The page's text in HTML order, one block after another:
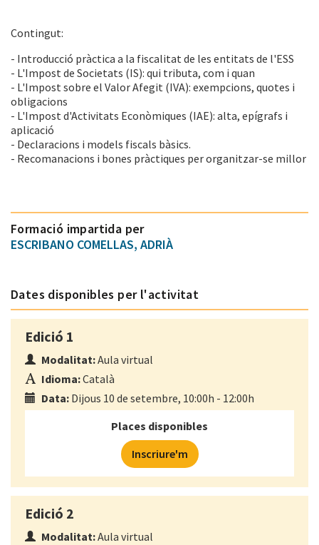
Contingut:
- Introducció pràctica a la fiscalitat de les entitats de l'ESS
- L'Impost de Societats (IS): qui tributa, com i quan
- L'Impost sobre el Valor Afegit (IVA): exempcions, quotes i
obligacions
- L'Impost d'Activitats Econòmiques (IAE): alta, epígrafs i
aplicació
- Declaracions i models fiscals bàsics.
- Recomanacions i bones pràctiques per organitzar-se millor
Formació impartida per
ESCRIBANO COMELLAS, ADRIÀ
Dates disponibles per l'activitat
Edició 1
Modalitat:Aula virtual
Idioma:Català
Data: Dijous 10 de setembre, 10:00h - 12:00h
Places disponibles
Inscriure'm
Edició 2
Modalitat:Aula virtual